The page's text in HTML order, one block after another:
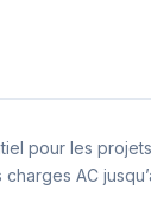
pour les
AC